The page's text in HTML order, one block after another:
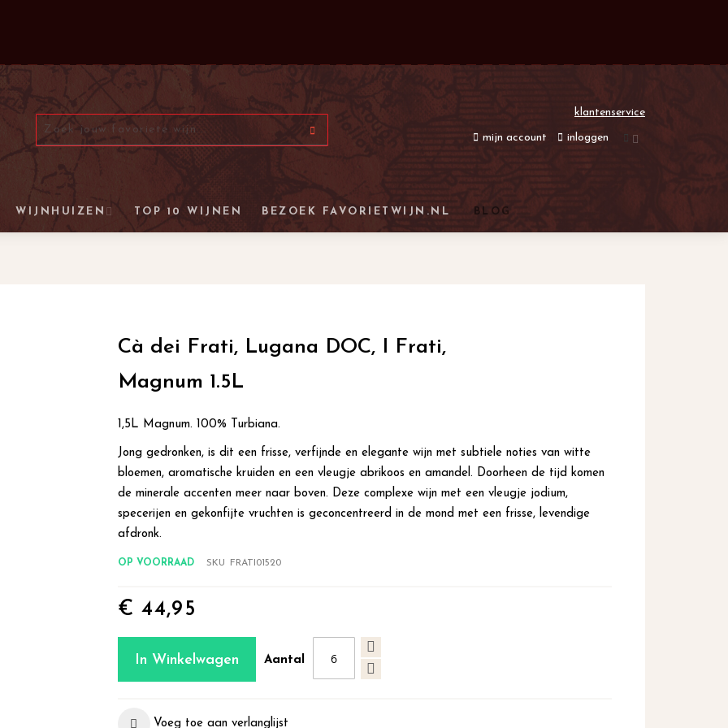
klantenservice
mijn account inloggen
WIJNHUIZEN TOP 10 WIJNEN BEZOEK FAVORIETWIJN.NL BLOG
Cà dei Frati, Lugana DOC, I Frati,
Magnum 1.5L
1,5L Magnum. 100% Turbiana.
Jong gedronken, is dit een frisse, verfijnde en elegante wijn met subtiele noties van witte
bloemen, aromatische kruiden en een vleugje abrikoos en amandel. Doorheen de tijd komen
de minerale accenten meer naar boven. Deze complexe wijn met een vleugje jodium,
specerijen en gekonfijte vruchten is geconcentreerd in de mond met een frisse, levendige
afdronk.
OP VOORRAAD SKU FRATI01520
€ 44,95
Aantal
In Winkelwagen
Voeg toe aan verlanglijst